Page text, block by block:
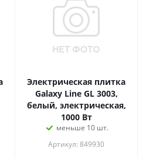
Электрическая плитка
Galaxy Line GL 3003,
белый, электрическая,
1000 Вт
меньше 10 шт.
Артикул: 849930